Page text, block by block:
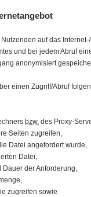
auf das
und bei jedem Abruf
anonymisiert
einen Zugriff/Abruf
bzw. des Proxy-
Seiten zugreifen,
Datei angefordert wurde,
Datei,
Dauer der Anforderung,
zugreifen sowie